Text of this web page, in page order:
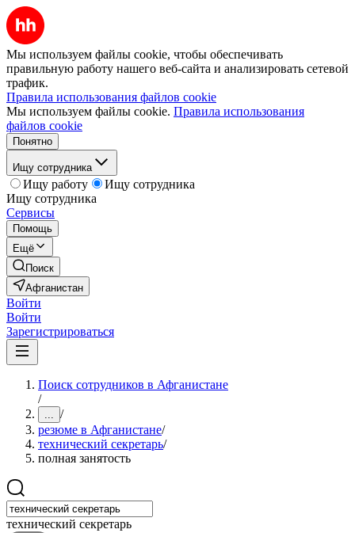
Мы используем файлы cookie, чтобы обеспечивать
правильную работу нашего веб-сайта и анализировать сетевой
трафик.
Правила использования файлов cookie
Мы используем файлы cookie. Правила использования
файлов cookie
Понятно
Ищу сотрудника
Ищу работу
Ищу сотрудника
Ищу сотрудника
Сервисы
Помощь
Ещё
Поиск
Афганистан
Войти
Войти
Зарегистрироваться
Поиск сотрудников в Афганистане
/
... /
резюме в Афганистане/
технический секретарь/
полная занятость
технический секретарь